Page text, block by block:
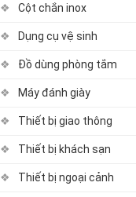
Cột chắn inox
Dụng cụ vệ sinh
Đồ dùng phòng tắm
Máy đánh giày
Thiết bị giao thông
Thiết bị khách sạn
Thiết bị ngoại cảnh